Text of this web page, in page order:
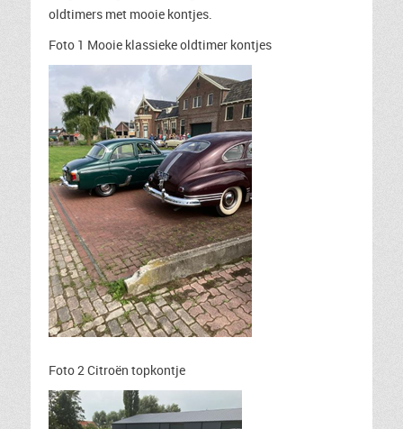
oldtimers met mooie kontjes.
Foto 1 Mooie klassieke oldtimer kontjes
Foto 2 Citroën topkontje